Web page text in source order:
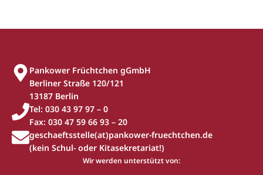
Pankower Früchtchen gGmbH
Berliner Straße 120/121
13187 Berlin
Tel: 030 43 97 97 – 0
Fax: 030 47 59 66 93 – 20
geschaeftsstelle(at)pankower-fruechtchen.de
(kein Schul- oder Kitasekretariat!)
Wir werden unterstützt von: